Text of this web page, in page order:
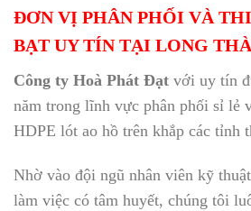
ĐƠN VỊ PHÂN PHỐI VÀ
BẠT UY TÍN TẠI LONG
Công ty Hoà Phát Đạt với uy tín
năm trong lĩnh vực phân phối sỉ lẻ
HDPE lót ao hồ trên khắp các tỉnh
Nhờ vào đội ngũ nhân viên kỹ
làm việc có tâm huyết, chúng tôi